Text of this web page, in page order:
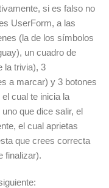
si es falso no
UserForm, a las
(la de los símbolos
un cuadro de
la trivia), 3
a marcar) y 3 botones
cual te inicia la
que dice salir, el
el cual aprietas
que crees correcta
finalizar).